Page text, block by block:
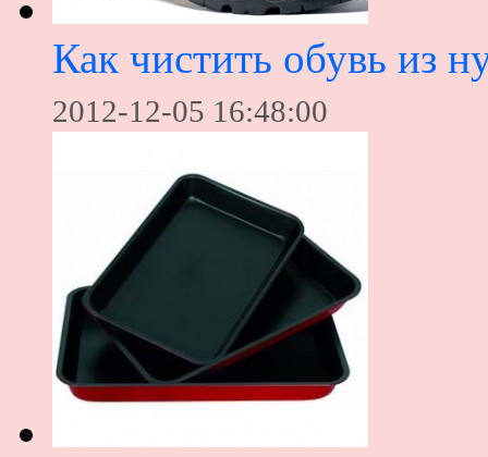
Как чистить обувь из
2012-12-05 16:48:00